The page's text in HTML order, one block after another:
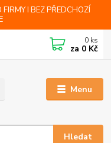
I BEZ PŘEDCHOZÍ
Menu
Hledat
0 ks
za 0 Kč